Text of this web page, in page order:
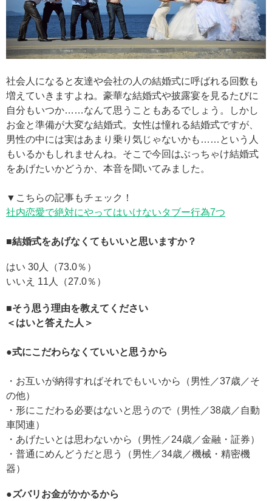
社会人になると友達や会社の人の結婚式に呼ばれる回数も
増えていきますよね。豪華な結婚式や披露宴を見るたびに
自分もいつか……なんて思うこともあるでしょう。しかし
お金と準備が大変な結婚式。女性は憧れる結婚式ですが、
男性の中には実はあまり乗り気じゃないかも……という人
もいるかもしれませんね。そこで今回はぶっちゃけ結婚式
をあげたいかどうか、本音を聞いてみました。
▼こちらの記事もチェック！
社内恋愛で絶対にやってはいけないタブー行為7つ
■結婚式をあげなくてもいいと思いますか？
はい 30人（73.0％）
いいえ 11人（27.0％）
■そう思う理由を教えてください
＜はいと答えた人＞
●式にこだわらなくていいと思うから
・お互いが納得すればそれでもいいから（男性／37歳／そ
の他）
・形にこだわる必要はないと思うので（男性／38歳／自動
車関連）
・あげたいとは思わないから（男性／24歳／金融・証券）
・普通にめんどうだと思う（男性／34歳／機械・精密機
器）
●ズバリお金がかかるから